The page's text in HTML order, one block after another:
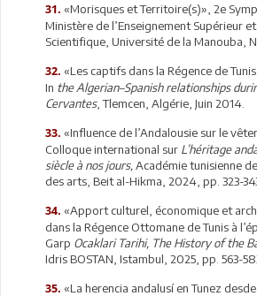
31. «Morisques et Territoire(s)», 2e
Ministère de l’Enseignement Supérieur
Scientifique, Université de la Manouba,
32. «Les captifs dans la Régence de
In the Algerian–Spanish relationships
Cervantes, Tlemcen, Algérie, Juin 2014.
33. «Influence de l’Andalousie sur le
Colloque international sur L’héritage
siècle à nos jours, Académie tunisienne
des arts, Beit al-Hikma, 2024, pp. 323-
34. «Apport culturel, économique et
dans la Régence Ottomane de Tunis à
Garp Ocaklari Tarihi, The History of the
Idris BOSTAN, Istambul, 2025, pp. 563-
35. «La herencia andalusí en Tunez